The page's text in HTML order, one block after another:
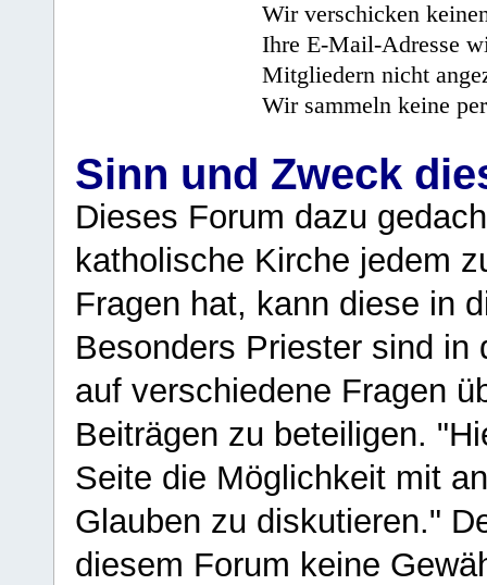
Wir verschicken
Ihre E-Mail-Adresse
Mitgliedern nicht
Wir sammeln keine
Sinn und Zweck
Dieses Forum dazu
katholische Kirche jedem
Fragen hat, kann diese in
Besonders Priester sind in
auf verschiedene Fragen
Beiträgen zu beteiligen.
Seite die Möglichkeit mit
Glauben zu diskutieren."
diesem Forum keine